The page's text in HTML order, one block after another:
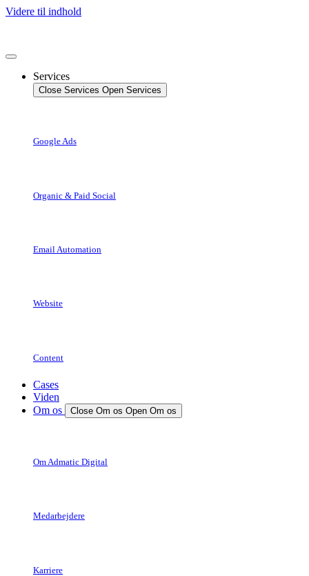
Videre til indhold
Services
Close Services Open Services
Google Ads
Organic & Paid Social
Email Automation
Website
Content
Cases
Viden
Om os
Close Om os Open Om os
Om Admatic Digital
Medarbejdere
Karriere